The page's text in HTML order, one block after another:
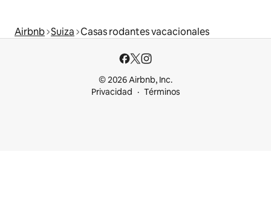
Airbnb Suiza Casas rodantes vacacionales
© 2026 Airbnb, Inc.
Privacidad
Términos